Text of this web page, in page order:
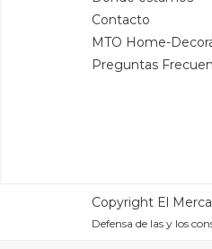
Contacto
MTO Home-
Preguntas
Copyright El
Defensa de las y los